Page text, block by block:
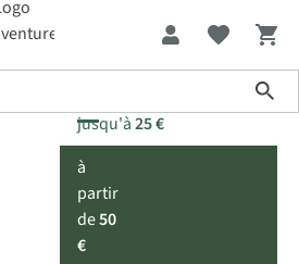
jusqu'à25 €
à
partir
de50
€